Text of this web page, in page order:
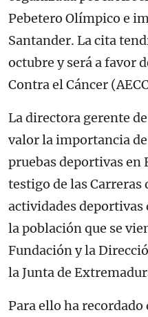
Pebetero Olímpico e
Santander. La cita
octubre y será a favor
Contra el Cáncer
La directora gerente
valor la importancia de
pruebas deportivas en
testigo de las Carreras
actividades deportivas
la población que se
Fundación y la
la Junta de
Para ello ha recordado